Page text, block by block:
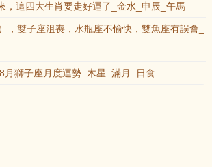
，這四大生肖要走好運了_金水_申辰_午馬
，雙子座沮喪，水瓶座不愉快，雙魚座有誤會_
月獅子座月度運勢_木星_滿月_日食